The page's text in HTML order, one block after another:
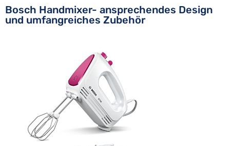
Bosch Handmixer- ansprechendes Design
und umfangreiches Zubehör